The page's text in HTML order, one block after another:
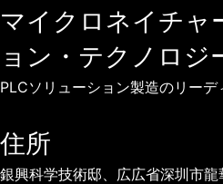
マイクロネイチャ
ョン・テクノロジ
PLCソリューション製造のリーデ
住所
銀興科学技術邸、広広省深圳市